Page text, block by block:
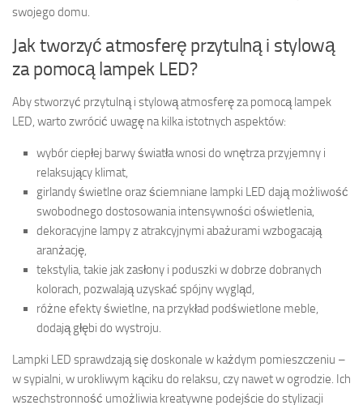
swojego domu.
Jak tworzyć atmosferę przytulną i stylową
za pomocą lampek LED?
Aby stworzyć przytulną i stylową atmosferę za pomocą lampek
LED, warto zwrócić uwagę na kilka istotnych aspektów:
wybór ciepłej barwy światła wnosi do wnętrza przyjemny i
relaksujący klimat,
girlandy świetlne oraz ściemniane lampki LED dają możliwość
swobodnego dostosowania intensywności oświetlenia,
dekoracyjne lampy z atrakcyjnymi abażurami wzbogacają
aranżację,
tekstylia, takie jak zasłony i poduszki w dobrze dobranych
kolorach, pozwalają uzyskać spójny wygląd,
różne efekty świetlne, na przykład podświetlone meble,
dodają głębi do wystroju.
Lampki LED sprawdzają się doskonale w każdym pomieszczeniu –
w sypialni, w urokliwym kąciku do relaksu, czy nawet w ogrodzie. Ich
wszechstronność umożliwia kreatywne podejście do stylizacji